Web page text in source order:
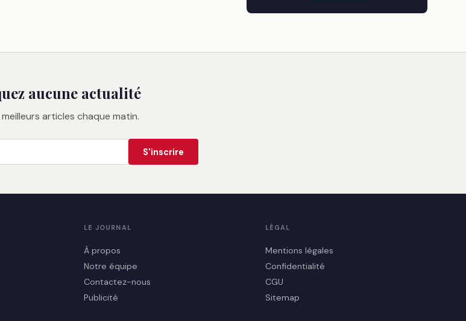
aucune actualité
articles chaque matin.
S'inscrire
LE JOURNAL
À propos
Notre équipe
Contactez-nous
Publicité
LÉGAL
Mentions légales
Confidentialité
CGU
Sitemap